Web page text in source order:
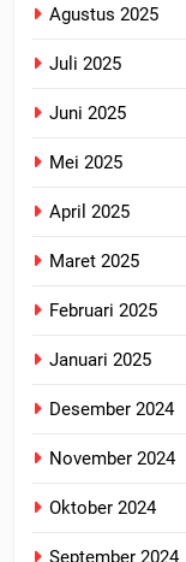
Agustus 2025
Juli 2025
Juni 2025
Mei 2025
April 2025
Maret 2025
Februari 2025
Januari 2025
Desember 2024
November 2024
Oktober 2024
September 2024